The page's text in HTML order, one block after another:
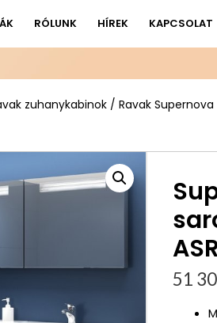
RÓLUNK HÍREK KAPCSOLAT
zuhanykabinok / Ravak
51